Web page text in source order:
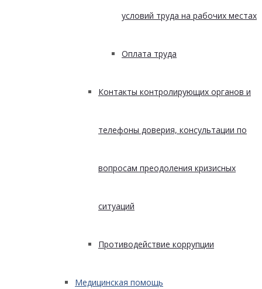
условий труда на рабочих местах
Оплата труда
Контакты контролирующих органов и
телефоны доверия, консультации по
вопросам преодоления кризисных
ситуаций
Противодействие коррупции
Медицинская помощь